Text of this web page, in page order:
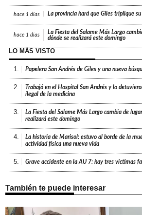
hace 1 días La provincia hará que Giles triplique
hace 1 días
La Fiesta del Salame Más Largo
dónde se realizará este domingo
LO MÁS VISTO
1. Papelera San Andrés de Giles y una nueva
2.
Trabajó en el Hospital San Andrés y lo
ilegal de la medicina
3.
La Fiesta del Salame Más Largo cambia de
realizará este domingo
4.
La historia de Marisol: estuvo al borde de la
actividad física una nueva vida
5. Grave accidente en la AU 7: hay tres víctimas
También te puede interesar